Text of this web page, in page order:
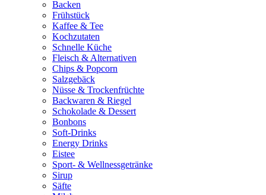
Backen
Frühstück
Kaffee & Tee
Kochzutaten
Schnelle Küche
Fleisch & Alternativen
Chips & Popcorn
Salzgebäck
Nüsse & Trockenfrüchte
Backwaren & Riegel
Schokolade & Dessert
Bonbons
Soft-Drinks
Energy Drinks
Eistee
Sport- & Wellnessgetränke
Sirup
Säfte